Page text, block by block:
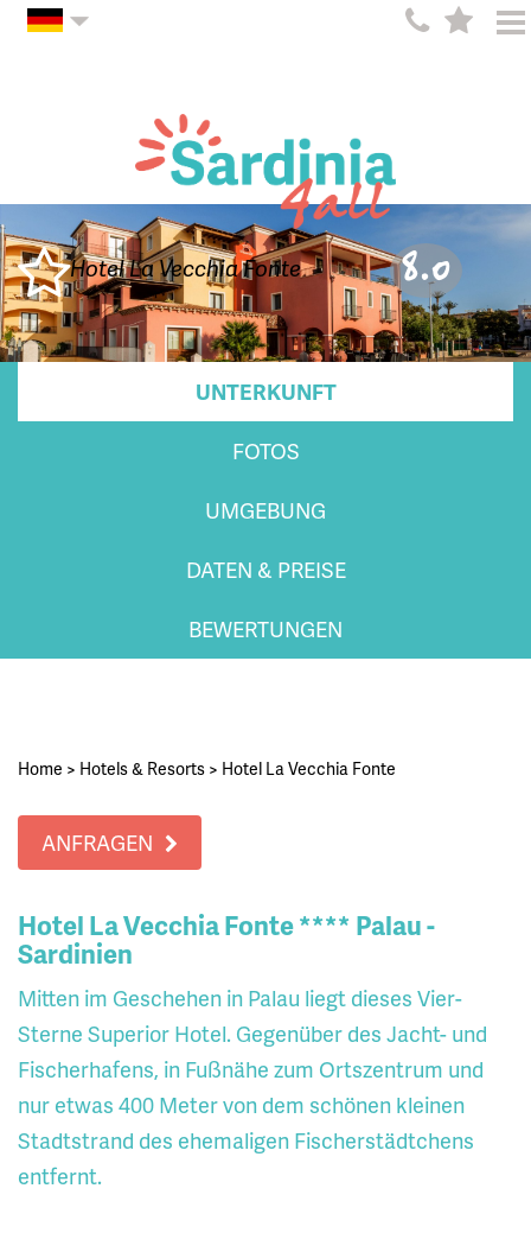
Hotel La Vecchia Fonte 8.0
UNTERKUNFT
FOTOS
UMGEBUNG
DATEN & PREISE
BEWERTUNGEN
Home > Hotels & Resorts > Hotel La Vecchia Fonte
ANFRAGEN
Hotel La Vecchia Fonte **** Palau -
Sardinien
Mitten im Geschehen in Palau liegt dieses Vier-
Sterne Superior Hotel. Gegenüber des Jacht- und
Fischerhafens, in Fußnähe zum Ortszentrum und
nur etwas 400 Meter von dem schönen kleinen
Stadtstrand des ehemaligen Fischerstädtchens
entfernt.